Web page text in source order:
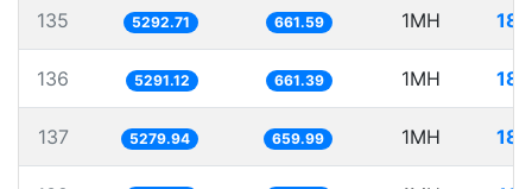
135 5292.71 661.59 1MH
136 5291.12 661.39 1MH
137 5279.94 659.99 1MH